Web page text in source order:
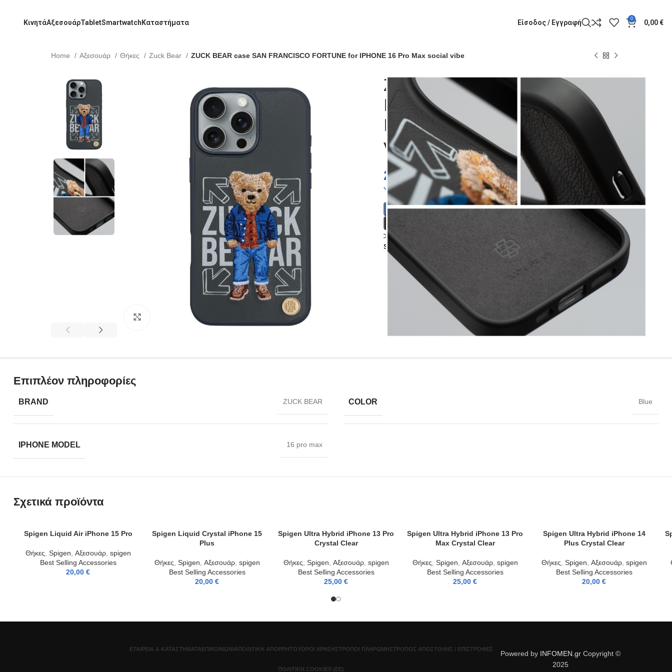
ΚινητάΑξεσουάρTabletSmartwatch Καταστήματα Είσοδος / Εγγραφή 0 0,00€
Home Αξεσουάρ Θήκες Zuck Bear ZUCK BEAR case SAN FRANCISCO FORTUNE for IPHONE 16 Pro Max social vibe
Click to enlarge
ZUCK BEAR case SAN
FRANCISCO FORTUNE for
IPHONE 16 Pro Max social
vibe
29,90€
1 in stock
ADD TO CART
Σύγκριση
Προσθήκη στη λίστα επιθυμιών
Share:
Επιπλέον πληροφορίες
BRAND ZUCK BEAR COLOR Blue
IPHONE MODEL 16 pro max
Σχετικά προϊόντα
ADD TO CART
Spigen Liquid Air iPhone 15 Pro
Θήκες Spigen Αξεσουάρ, spigen
Best Selling Accessories
20,00 €
ADD TO CART
Spigen Liquid Crystal iPhone 15
Plus
Θήκες Spigen Αξεσουάρ, spigen
Best Selling Accessories
20,00 €
ADD TO CART
Spigen Ultra Hybrid iPhone 13 Pro
Crystal Clear
Θήκες Spigen Αξεσουάρ, spigen
Best Selling Accessories
25,00 €
ADD TO CART
Spigen Ultra Hybrid iPhone 13 Pro
Max Crystal Clear
Θήκες Spigen Αξεσουάρ, spigen
Best Selling Accessories
25,00 €
ADD TO CART
Spigen Ultra Hybrid iPhone 14
Plus Crystal Clear
Θήκες Spigen Αξεσουάρ, spigen
Best Selling Accessories
20,00 €
ΕΤΑΙΡΕΊΑ & ΚΑΤΑΣΤΉΜΑΤΑΕΠΙΚΟΙΝΩΝΊΑΠΟΛΙΤΙΚΉ ΑΠΟΡΡΉΤΟΥΌΡΟΙ ΧΡΉΣΗΣΤΡΌΠΟΙ ΠΛΗΡΩΜΉΣΤΡΌΠΟΣ ΑΠΟΣΤΟΛΉΣ / ΕΠΙΣΤΡΟΦΈΣ
ΠΟΛΙΤΙΚΉ COOKIES (ΕΕ)
Powered by INFOMEN.grCopyright ©
2025